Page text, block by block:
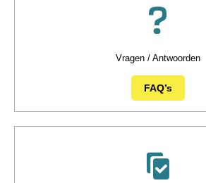
Vragen / Antwoorden
FAQ’s